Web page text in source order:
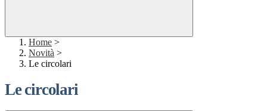
Home >
Novità >
Le circolari
Le circolari